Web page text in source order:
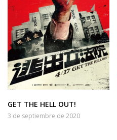
GET THE HELL OUT!
3 de septiembre de 2020